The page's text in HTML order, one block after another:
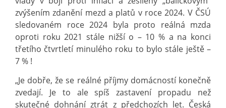
zvýšením zdanění mezd a platů v roce 2024. V ČSÚ
sledovaném roce 2024 byla proto reálná mzda
oproti roku 2021 stále nižší o – 10 % a na konci
třetího čtvrtletí minulého roku to bylo stále ještě –
7 % !
„Je dobře, že se reálné příjmy domácností konečně
zvedají. Je to ale spíš zastavení propadu než
skutečné dohnání ztrát z předchozích let. Česká